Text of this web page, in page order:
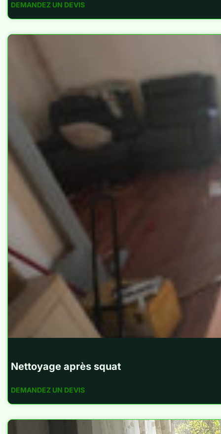
DEMANDEZ UN DEVIS
Nettoyage après squat
DEMANDEZ UN DEVIS